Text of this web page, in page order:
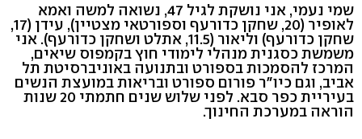
שמי נעמי, אני נושקת לגיל 47, נשואה למשה ואמא
לאופיר (20, שחקן כדורעף וספורטאי מצטיין), עידן (17,
שחקן כדורעף) וליאור (11.5, אתלט ושחקן כדורעף). אני
משמשת כסגנית מנהלי לימודי חוץ בקמפוס שיאים,
המרכז להסמכות בספורט ובתנועה באוניברסיטת תל
אביב, וגם כיו"ר פורום ספורט ובריאות במועצת הנשים
בעיריית כפר סבא. לפני שלוש שנים חתמתי 20 שנות
הוראה במערכת החינוך.